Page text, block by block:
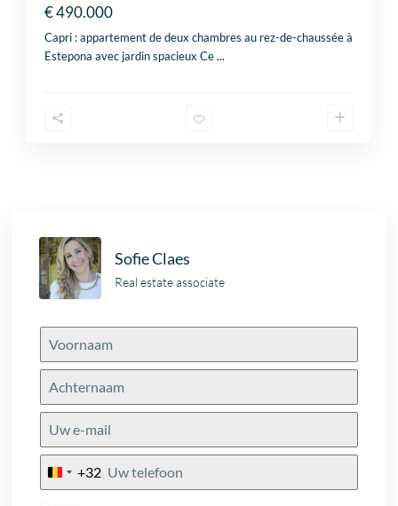
€ 490.000
Capri : appartement de deux chambres au rez-de-chaussée à
Estepona avec jardin spacieux Ce...
Sofie Claes
Real estate associate
Belgium
+32